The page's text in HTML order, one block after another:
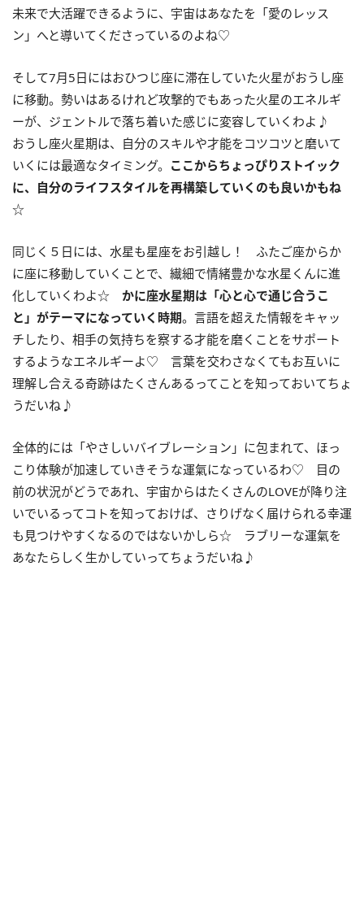
未来で大活躍できるように、宇宙はあなたを「愛のレッス
ン」へと導いてくださっているのよね♡
そして7月5日にはおひつじ座に滞在していた火星がおうし座
に移動。勢いはあるけれど攻撃的でもあった火星のエネルギ
ーが、ジェントルで落ち着いた感じに変容していくわよ♪
おうし座火星期は、自分のスキルや才能をコツコツと磨いて
いくには最適なタイミング。 ここからちょっぴりストイック
に、自分のライフスタイルを再構築していくのも良いかもね
☆
同じく５日には、水星も星座をお引越し！ ふたご座からか
に座に移動していくことで、繊細で情緒豊かな水星くんに進
化していくわよ☆ かに座水星期は「心と心で通じ合うこ
と」がテーマになっていく時期。言語を超えた情報をキャッ
チしたり、相手の気持ちを察する才能を磨くことをサポート
するようなエネルギーよ♡ 言葉を交わさなくてもお互いに
理解し合える奇跡はたくさんあるってことを知っておいてちょ
うだいね♪
全体的には「やさしいバイブレーション」に包まれて、ほっ
こり体験が加速していきそうな運氣になっているわ♡ 目の
前の状況がどうであれ、宇宙からはたくさんのLOVEが降り注
いでいるってコトを知っておけば、さりげなく届けられる幸運
も見つけやすくなるのではないかしら☆ ラブリーな運氣を
あなたらしく生かしていってちょうだいね♪